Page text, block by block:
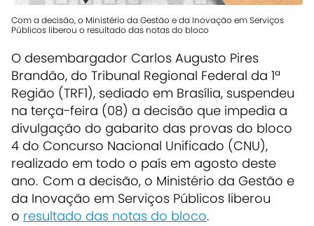
Com a decisão, o Ministério da Gestão e da Inovação em Serviços
Públicos liberou o resultado das notas do bloco
O desembargador Carlos Augusto Pires
Brandão, do Tribunal Regional Federal da 1ª
Região (TRF1), sediado em Brasília, suspendeu
na terça-feira (08) a decisão que impedia a
divulgação do gabarito das provas do bloco
4 do Concurso Nacional Unificado (CNU),
realizado em todo o país em agosto deste
ano. Com a decisão, o Ministério da Gestão e
da Inovação em Serviços Públicos liberou
o resultado das notas do bloco.